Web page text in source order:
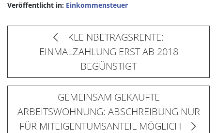
Veröffentlicht in: Einkommensteuer
KLEINBETRAGSRENTE:
EINMALZAHLUNG ERST AB 2018
BEGÜNSTIGT
GEMEINSAM GEKAUFTE
ARBEITSWOHNUNG: ABSCHREIBUNG NUR
FÜR MITEIGENTUMSANTEIL MÖGLICH